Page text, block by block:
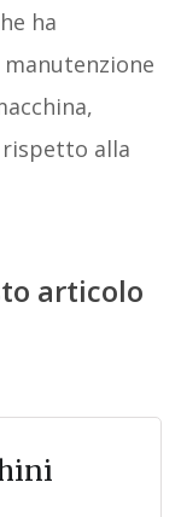
ha
alla
articolo